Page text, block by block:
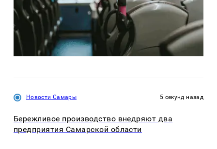
Новости Самары 5 секунд назад
Бережливое производство внедряют два
предприятия Самарской области